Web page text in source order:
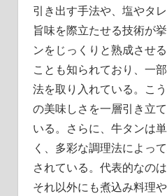
引き出す手法や、塩やタ
旨味を際立たせる技術が
ンをじっくりと熟成させ
ことも知られており、一
法を取り入れている。こ
の美味しさを一層引き立
いる。さらに、牛タンは
く、多彩な調理法によっ
されている。代表的なの
それ以外にも煮込み料理